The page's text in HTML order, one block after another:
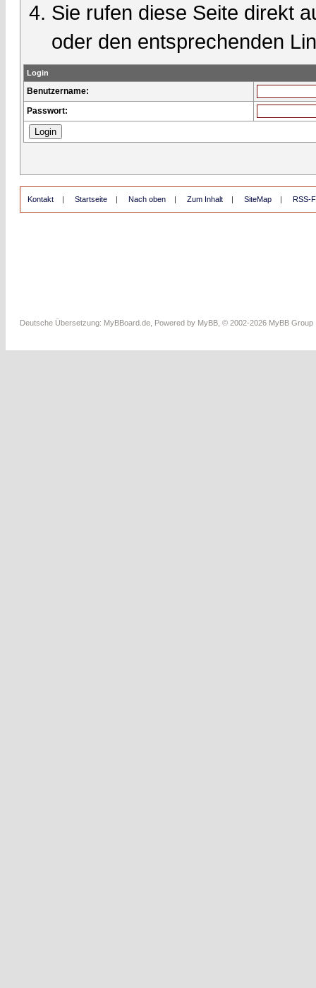
Sie rufen diese Seite direkt
oder den entsprechenden
Login
Benutzername:
Passwort:
Kontakt | Startseite | Nach oben | Zum Inhalt | SiteMap | RSS-
Deutsche Übersetzung: MyBBoard.de , Powered by MyBB , © 2002-2026 MyBB Group